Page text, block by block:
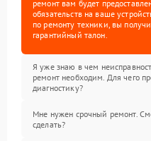
ремонт вам будет
обязательств на ваше
по ремонту техники, вы
гарантийный талон.
Я уже знаю в чем
ремонт необходим. Для чего
диагностику?
Мне нужен срочный ремонт.
сделать?